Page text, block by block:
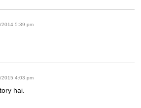
2014 5:39 pm
2015 4:03 pm
hai.